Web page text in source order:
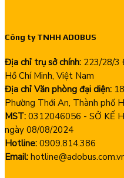
Công ty TNHH ADOBUS
Địa chỉ trụ sở chính: 223/28/3
Hồ Chí Minh, Việt Nam
Địa chỉ Văn phòng đại diện:
Phường Thới An, Thành phố
MST: 0312046056 - SỞ KẾ
ngày 08/08/2024
Hotline: 0909.814.386
Email: